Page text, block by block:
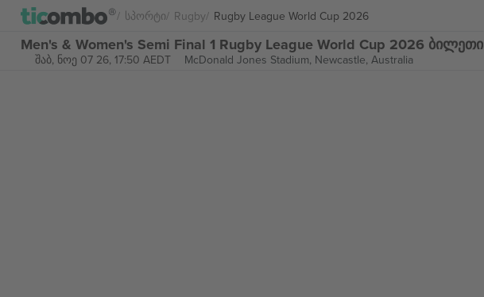
Სპორტი Rugby Rugby League World Cup 2026
Men's & Women's Semi Final 1 Rugby League World Cup 2026 ბილეთი
შაბ, ნოე 07 26, 17:50 AEDT McDonald Jones Stadium, Newcastle, Australia